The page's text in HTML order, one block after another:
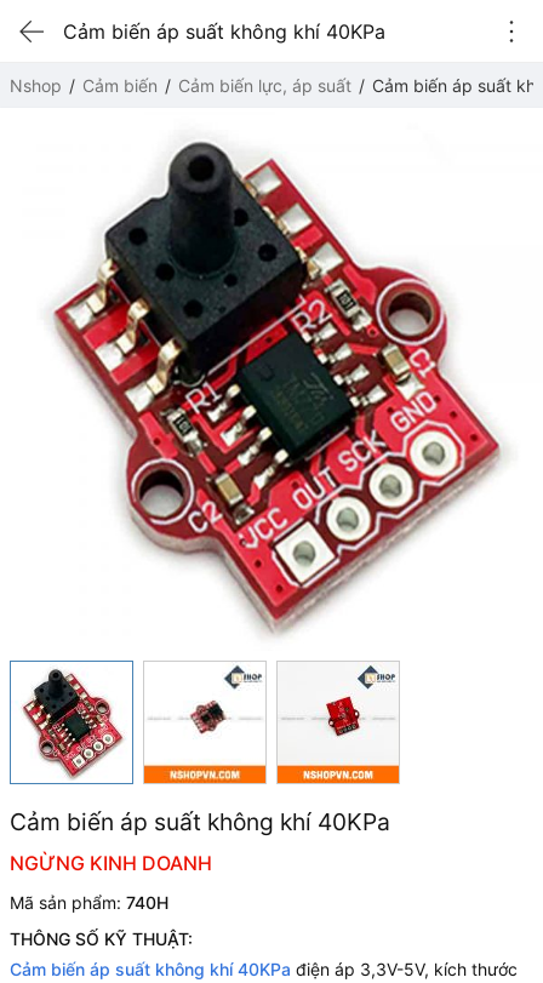
Cảm biến áp suất không khí 40KPa
Nshop Cảm biến Cảm biến lực, áp suất Cảm biến áp suất
Cảm biến áp suất không khí 40KPa
NGỪNG KINH DOANH
Mã sản phẩm: 740H
THÔNG SỐ KỸ THUẬT:
Cảm biến áp suất không khí 40KPa điện áp 3,3V-5V, kích thước